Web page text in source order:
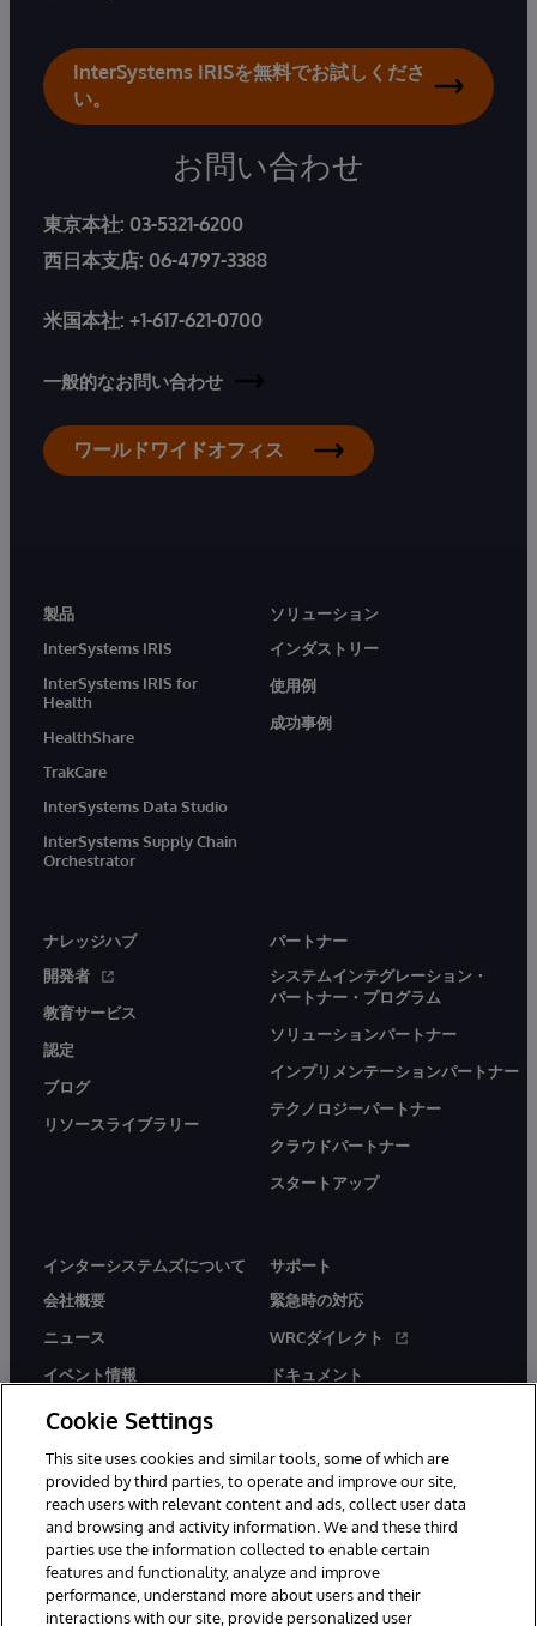
InterSystems IRISを無料でお試しくださ
い。
お問い合わせ
東京本社: 03-5321-6200
西日本支店: 06-4797-3388
米国本社: +1-617-621-0700
一般的なお問い合わせ
ワールドワイドオフィス
製品
InterSystems IRIS
InterSystems IRIS for
Health
HealthShare
TrakCare
InterSystems Data Studio
InterSystems Supply Chain
Orchestrator
ソリューション
インダストリー
使用例
成功事例
ナレッジハブ
開発者
教育サービス
認定
ブログ
リソースライブラリー
パートナー
システムインテグレーション・
パートナー・プログラム
ソリューションパートナー
インプリメンテーションパートナー
テクノロジーパートナー
クラウドパートナー
スタートアップ
インターシステムズについて
会社概要
ニュース
イベント情報
採用情報
サポート
緊急時の対応
WRCダイレクト
ドキュメント
© 1996-2026Y InterSystems Corporation, Boston, MA. All Rights
Reserved.
Cookie Settings
This site uses cookies and similar tools, some of which are
provided by third parties, to operate and improve our site,
reach users with relevant content and ads, collect user data
and browsing and activity information. We and these third
parties use the information collected to enable certain
features and functionality, analyze and improve
performance, understand more about users and their
interactions with our site, provide personalized user